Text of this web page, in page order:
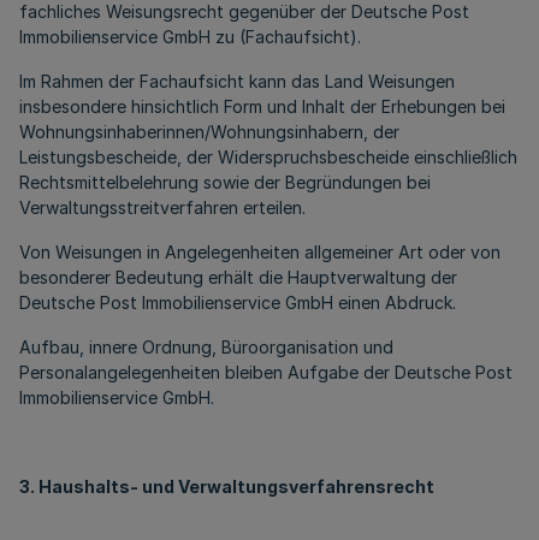
fachliches Weisungsrecht gegenüber der Deutsche Post
Immobilienservice GmbH zu (Fachaufsicht).
Im Rahmen der Fachaufsicht kann das Land Weisungen
insbesondere hinsichtlich Form und Inhalt der Erhebungen bei
Wohnungsinhaberinnen/Wohnungsinhabern, der
Leistungsbescheide, der Widerspruchsbescheide einschließlich
Rechtsmittelbelehrung sowie der Begründungen bei
Verwaltungsstreitverfahren erteilen.
Von Weisungen in Angelegenheiten allgemeiner Art oder von
besonderer Bedeutung erhält die Hauptverwaltung der
Deutsche Post Immobilienservice GmbH einen Abdruck.
Aufbau, innere Ordnung, Büroorganisation und
Personalangelegenheiten bleiben Aufgabe der Deutsche Post
Immobilienservice GmbH.
3. Haushalts- und Verwaltungsverfahrensrecht